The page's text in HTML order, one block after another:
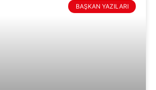
BAŞKAN YAZILARI